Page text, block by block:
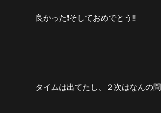
良かった❗️そしておめでとう‼️
タイムは出てたし、２次はなんの